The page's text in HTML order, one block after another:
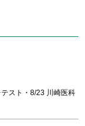
スト・8/23 川崎医科